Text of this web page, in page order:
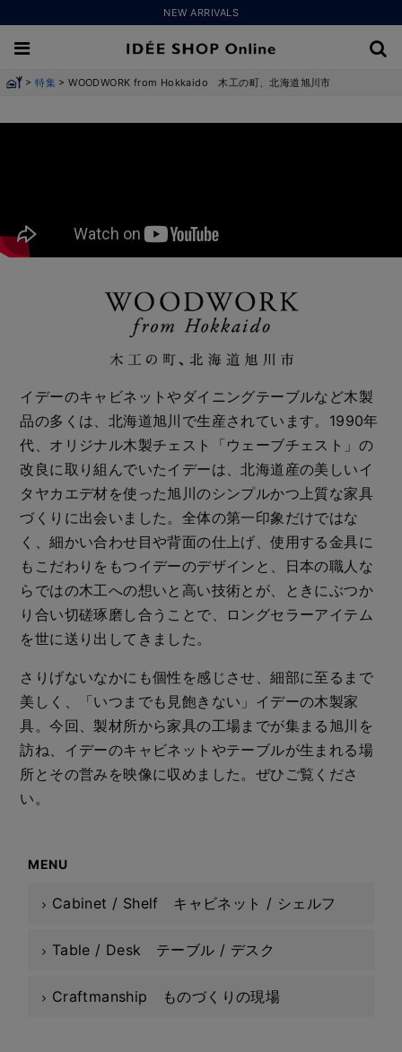
NEW ARRIVALS
>特集 >WOODWORK from Hokkaido 木工の町、北海道旭川市
イデーのキャビネットやダイニングテーブルなど木製
品の多くは、北海道旭川で生産されています。1990年
代、オリジナル木製チェスト「ウェーブチェスト」の
改良に取り組んでいたイデーは、北海道産の美しいイ
タヤカエデ材を使った旭川のシンプルかつ上質な家具
づくりに出会いました。全体の第一印象だけではな
く、細かい合わせ目や背面の仕上げ、使用する金具に
もこだわりをもつイデーのデザインと、日本の職人な
らではの木工への想いと高い技術とが、ときにぶつか
り合い切磋琢磨し合うことで、ロングセラーアイテム
を世に送り出してきました。
さりげないなかにも個性を感じさせ、細部に至るまで
美しく、「いつまでも見飽きない」イデーの木製家
具。今回、製材所から家具の工場までが集まる旭川を
訪ね、イデーのキャビネットやテーブルが生まれる場
所とその営みを映像に収めました。ぜひご覧くださ
い。
MENU
Cabinet / Shelf キャビネット / シェルフ
Table / Desk テーブル / デスク
Craftmanship ものづくりの現場